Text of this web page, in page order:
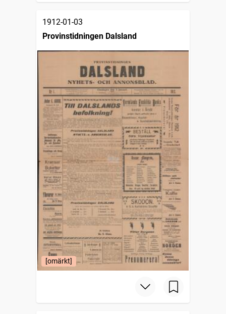
1912-01-03
Provinstidningen Dalsland
[omärkt]